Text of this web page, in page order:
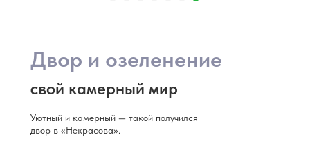
Уютный и камерный — такой получился
двор в «Некрасова».
Двор и озеленение
свой камерный мир